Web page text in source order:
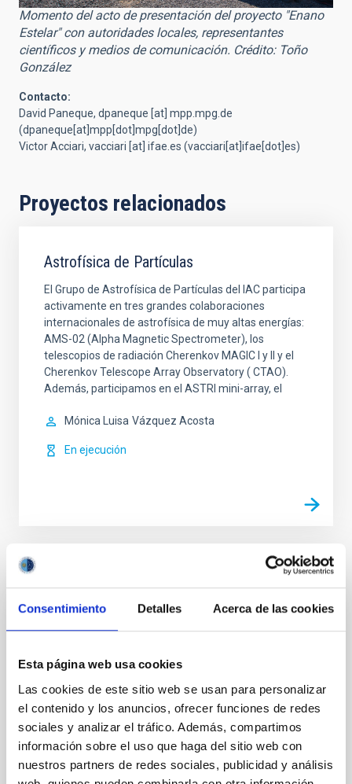
Consentimiento Detalles Acerca de las cookies
Esta página web usa cookies
Las cookies de este sitio web se usan para personalizar
el contenido y los anuncios, ofrecer funciones de redes
sociales y analizar el tráfico. Además, compartimos
información sobre el uso que haga del sitio web con
nuestros partners de redes sociales, publicidad y análisis
Momento del acto de presentación del proyecto "Enano
Estelar" con autoridades locales, representantes
científicos y medios de comunicación. Crédito: Toño
González
Contacto:
David Paneque, dpaneque [at] mpp.mpg.de
(dpaneque[at]mpp[dot]mpg[dot]de)
Victor Acciari, vacciari [at] ifae.es (vacciari[at]ifae[dot]es)
Proyectos relacionados
Astrofísica de Partículas
El Grupo de Astrofísica de Partículas del IAC participa
activamente en tres grandes colaboraciones
internacionales de astrofísica de muy altas energías:
AMS-02 (Alpha Magnetic Spectrometer), los
telescopios de radiación Cherenkov MAGIC I y II y el
Cherenkov Telescope Array Observatory ( CTAO).
Además, participamos en el ASTRI mini-array, el
Mónica Luisa Vázquez Acosta
En ejecución
Noticias relacionadas
explosión nuclear de una estrella vampiro
Un grupo de investigación, que se integra en la
colaboración MAGIC, ha detectado rayos gammas de
muy alta energía procedentes de una nova
recurrente en la Vía Láctea. Este trabajo está
coliderado por la investigadora del Instituto de
Astrofísica de Canarias, Alicia López Oramas, quien,